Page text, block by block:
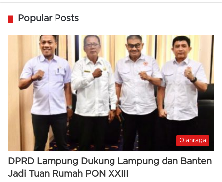
Popular Posts
Olahraga
DPRD Lampung Dukung Lampung dan Banten
Jadi Tuan Rumah PON XXIII